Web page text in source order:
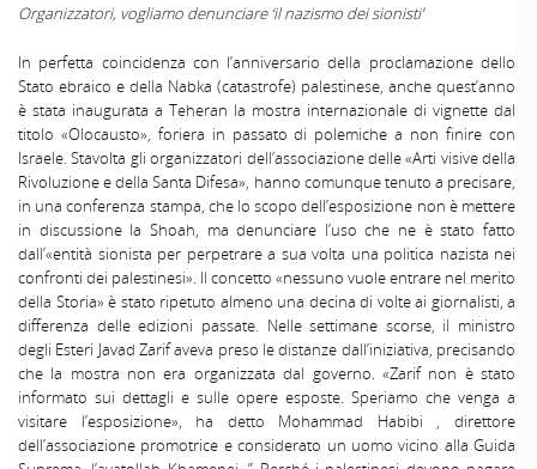
Organizzatori, vogliamo denunciare ‘il nazismo dei sionisti’
In perfetta coincidenza con l’anniversario della proclamazione dello
Stato ebraico e della Nabka (catastrofe) palestinese, anche quest’anno
è stata inaugurata a Teheran la mostra internazionale di vignette dal
titolo «Olocausto», foriera in passato di polemiche a non finire con
Israele. Stavolta gli organizzatori dell’associazione delle «Arti visive della
Rivoluzione e della Santa Difesa», hanno comunque tenuto a precisare,
in una conferenza stampa, che lo scopo dell’esposizione non è mettere
in discussione la Shoah, ma denunciare l’uso che ne è stato fatto
dall’«entità sionista per perpetrare a sua volta una politica nazista nei
confronti dei palestinesi». Il concetto «nessuno vuole entrare nel merito
della Storia» è stato ripetuto almeno una decina di volte ai giornalisti, a
differenza delle edizioni passate. Nelle settimane scorse, il ministro
degli Esteri Javad Zarif aveva preso le distanze dall’iniziativa, precisando
che la mostra non era organizzata dal governo. «Zarif non è stato
informato sui dettagli e sulle opere esposte. Speriamo che venga a
visitare l’esposizione», ha detto Mohammad Habibi , direttore
dell’associazione promotrice e considerato un uomo vicino alla Guida